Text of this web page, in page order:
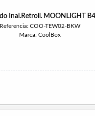
Inal.Retroil. MOONLIGHT
Referencia: COO-TEW02-BKW
Marca: CoolBox